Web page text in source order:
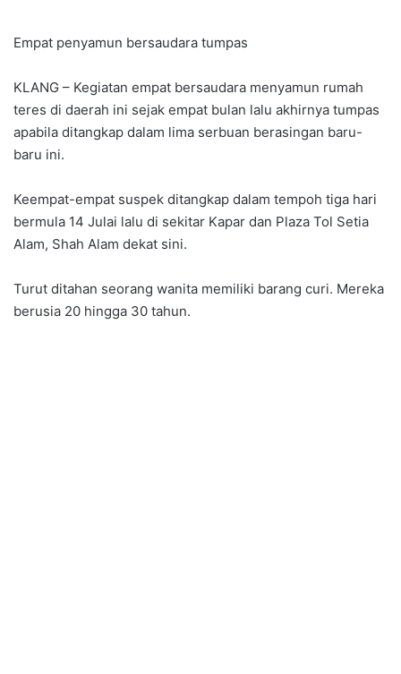
Empat penyamun bersaudara tumpas
KLANG – Kegiatan empat bersaudara menyamun rumah
teres di daerah ini sejak empat bulan lalu akhirnya tumpas
apabila ditangkap dalam lima serbuan berasingan baru-
baru ini.
Keempat-empat suspek ditangkap dalam tempoh tiga hari
bermula 14 Julai lalu di sekitar Kapar dan Plaza Tol Setia
Alam, Shah Alam dekat sini.
Turut ditahan seorang wanita memiliki barang curi. Mereka
berusia 20 hingga 30 tahun.